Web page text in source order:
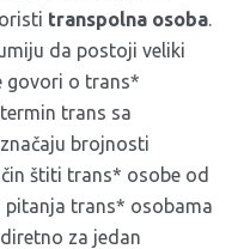
transpolna osoba.
da postoji veliki
govori o trans*
trans sa
brojnosti
štiti trans* osobe od
pitanja trans* osobama
za jedan